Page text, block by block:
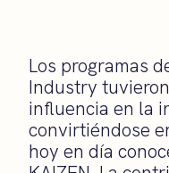
Los programas
Industry
influencia en la
convirtiéndose
hoy en día